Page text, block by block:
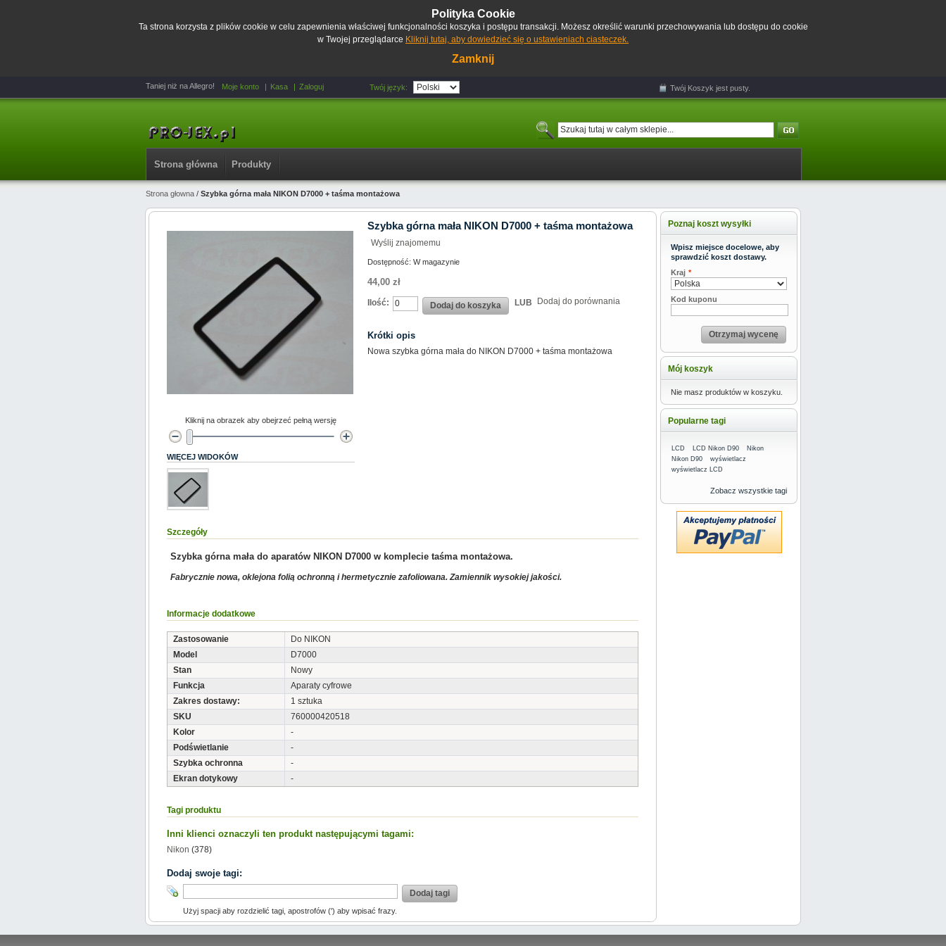
Polityka Cookie
Ta strona korzysta z plików cookie w celu zapewnienia właściwej funkcjonalności koszyka i postępu transakcji. Możesz określić warunki przechowywania lub dostępu do cookie
w Twojej przeglądarce Kliknij tutaj, aby dowiedzieć się o ustawieniach ciasteczek.
Zamknij
Taniej niż na Allegro! Moje konto Kasa Zaloguj Twój Koszyk jest pusty.
Twój język:
Strona główna Produkty
Strona głowna / Szybka górna mała NIKON D7000 + taśma montażowa
Szybka górna mała NIKON D7000 + taśma montażowa
Wyślij znajomemu
Dostępność: W magazynie
44,00 zł
Ilość: Dodaj do koszyka LUB Dodaj do porównania
Krótki opis
Nowa szybka górna mała do NIKON D7000 + taśma montażowa
Kliknij na obrazek aby obejrzeć pełną wersję
WIĘCEJ WIDOKÓW
Szczegóły
Szybka górna mała do aparatów NIKON D7000 w komplecie taśma montażowa.
Fabrycznie nowa, oklejona folią ochronną i hermetycznie zafoliowana. Zamiennik wysokiej jakości.
Informacje dodatkowe
Zastosowanie
Do NIKON
Model
D7000
Stan
Nowy
Funkcja
Aparaty cyfrowe
Zakres dostawy:
1 sztuka
SKU
760000420518
Kolor
-
Podświetlanie
-
Szybka ochronna
-
Ekran dotykowy
-
Tagi produktu
Inni klienci oznaczyli ten produkt następującymi tagami:
Nikon (378)
Dodaj swoje tagi:
Dodaj tagi
Użyj spacji aby rozdzielić tagi, apostrofów (') aby wpisać frazy.
Poznaj koszt wysyłki
Wpisz miejsce docelowe, aby
sprawdzić koszt dostawy.
*
Kraj
Kod kuponu
Otrzymaj wycenę
Mój koszyk
Nie masz produktów w koszyku.
Popularne tagi
LCD LCD Nikon D90
Nikon
Nikon D90
wyświetlacz
wyświetlacz LCD
Zobacz wszystkie tagi